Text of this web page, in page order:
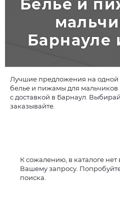
Белье и
Барнауле
Лучшие предложения на
белье и пижамы для мальчиков
с доставкой в Барнаул.
заказывайте.
К сожалению, в каталоге
Вашему запросу.
поиска.